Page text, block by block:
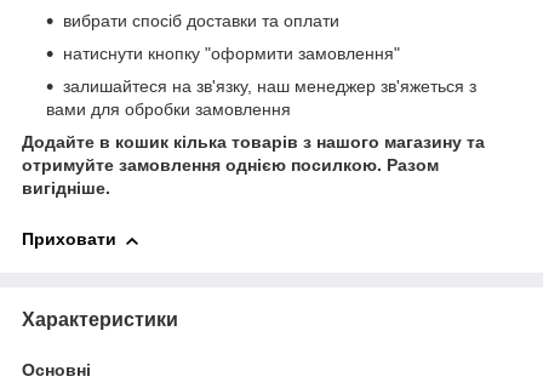
вибрати спосіб доставки та оплати
натиснути кнопку "оформити замовлення"
залишайтеся на зв'язку, наш менеджер зв'яжеться з
вами для обробки замовлення
Додайте в кошик кілька товарів з нашого магазину та
отримуйте замовлення однією посилкою. Разом
вигідніше.
Приховати
Характеристики
Основні